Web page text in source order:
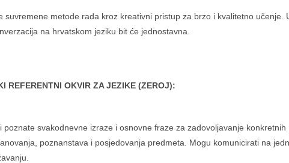
suvremene metode rada kroz kreativni pristup za brzo i kvalitetno učenje.
na hrvatskom jeziku bit će jednostavna.
REFERENTNI OKVIR ZA JEZIKE (ZEROJ):
poznate svakodnevne izraze i osnovne fraze za zadovoljavanje
poznanstava i posjedovanja predmeta. Mogu komunicirati na